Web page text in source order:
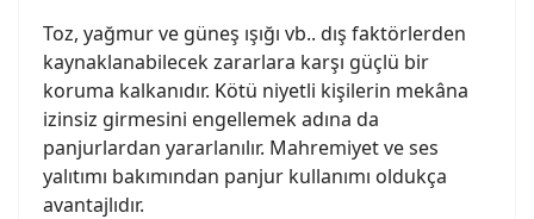
Toz, yağmur ve güneş ışığı vb.. dış faktörlerden
kaynaklanabilecek zararlara karşı güçlü bir
koruma kalkanıdır. Kötü niyetli kişilerin mekâna
izinsiz girmesini engellemek adına da
panjurlardan yararlanılır. Mahremiyet ve ses
yalıtımı bakımından panjur kullanımı oldukça
avantajlıdır.